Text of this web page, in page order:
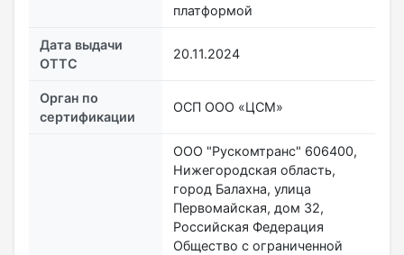
платформой
Дата выдачи
ОТТС
20.11.2024
Орган по
сертификации
ОСП ООО «ЦСМ»
ООО "Рускомтранс" 606400,
Нижегородская область,
город Балахна, улица
Первомайская, дом 32,
Российская Федерация
Общество с ограниченной